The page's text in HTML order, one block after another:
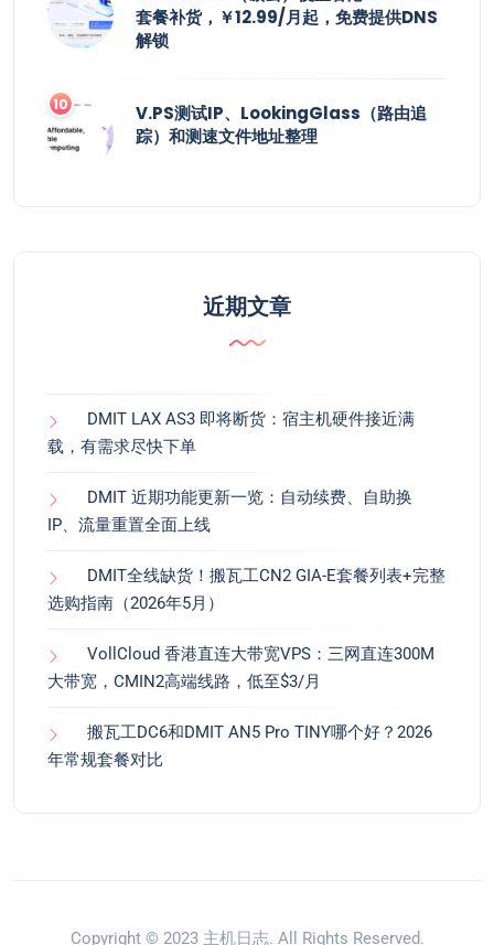
套餐补货，￥12.99/月起，免费提供DNS
解锁
V.PS测试IP、LookingGlass（路由追
踪）和测速文件地址整理
近期文章
DMIT LAX AS3 即将断货：宿主机硬件接近满
载，有需求尽快下单
DMIT 近期功能更新一览：自动续费、自助换
IP、流量重置全面上线
DMIT全线缺货！搬瓦工CN2 GIA-E套餐列表+完整
选购指南（2026年5月）
VollCloud 香港直连大带宽VPS：三网直连300M
大带宽，CMIN2高端线路，低至$3/月
搬瓦工DC6和DMIT AN5 Pro TINY哪个好？2026
年常规套餐对比
Copyright © 2023 主机日志. All Rights Reserved.